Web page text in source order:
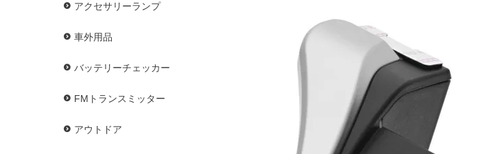
アクセサリーランプ
車外用品
バッテリーチェッカー
FMトランスミッター
アウトドア